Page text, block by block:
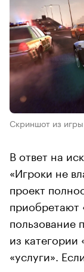
Скриншот из
В ответ на
«Игроки не
проект
пользование
из категории
«услуги».